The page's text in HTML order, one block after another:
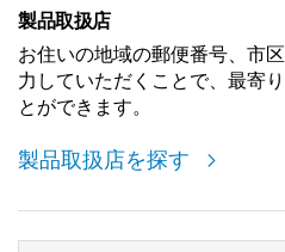
製品取扱店
お住いの地域の郵便番号、市
力していただくことで、最寄
とができます。
製品取扱店を探す